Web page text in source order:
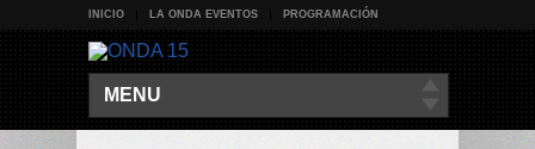
INICIO LA ONDA EVENTOS PROGRAMACIÓN
MENU